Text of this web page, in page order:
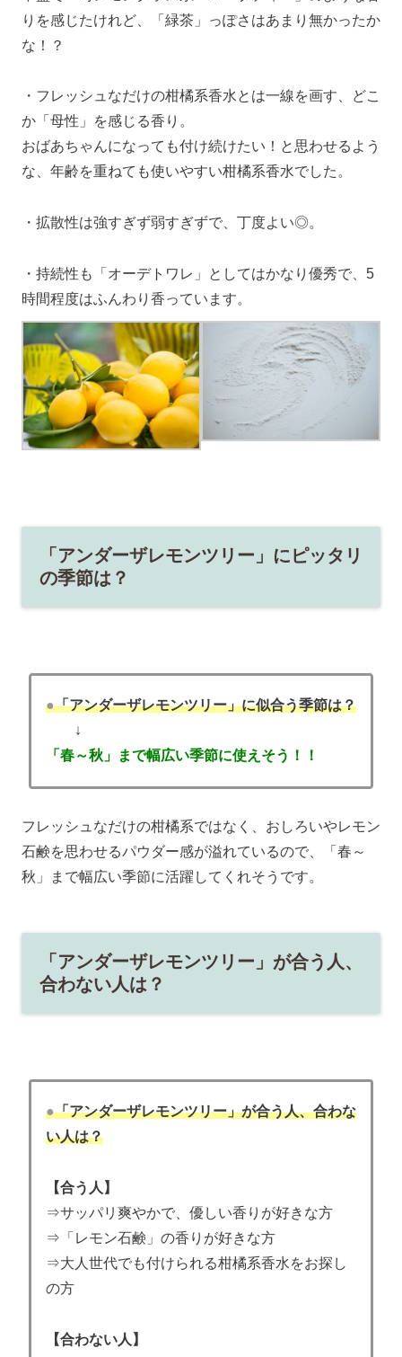
りを感じたけれど、「緑茶」っぽさはあまり無かったか
な！？
・フレッシュなだけの柑橘系香水とは一線を画す、どこ
か「母性」を感じる香り。
おばあちゃんになっても付け続けたい！と思わせるよう
な、年齢を重ねても使いやすい柑橘系香水でした。
・拡散性は強すぎず弱すぎずで、丁度よい◎。
・持続性も「オーデトワレ」としてはかなり優秀で、5
時間程度はふんわり香っています。
「アンダーザレモンツリー」にピッタリ
の季節は？
●「アンダーザレモンツリー」に似合う季節は？
↓
「春～秋」まで幅広い季節に使えそう！！
フレッシュなだけの柑橘系ではなく、おしろいやレモン
石鹸を思わせるパウダー感が溢れているので、「春～
秋」まで幅広い季節に活躍してくれそうです。
「アンダーザレモンツリー」が合う人、
合わない人は？
●「アンダーザレモンツリー」が合う人、合わな
い人は？
【合う人】
⇒サッパリ爽やかで、優しい香りが好きな方
⇒「レモン石鹸」の香りが好きな方
⇒大人世代でも付けられる柑橘系香水をお探し
の方
【合わない人】